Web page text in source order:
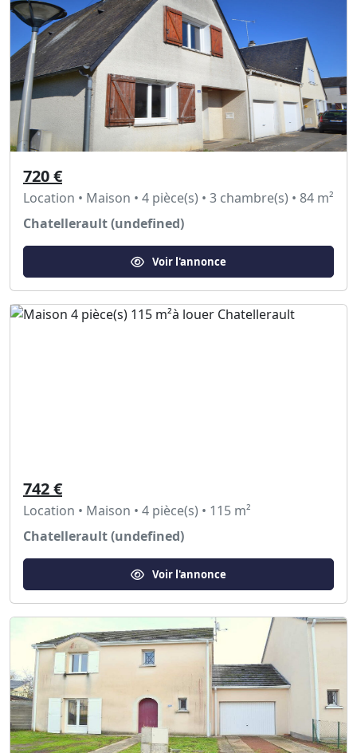
720 €
Location • Maison • 4 pièce(s) • 3 chambre(s) • 84 m²
Chatellerault (undefined)
Voir l'annonce
742 €
Location • Maison • 4 pièce(s) • 115 m²
Chatellerault (undefined)
Voir l'annonce